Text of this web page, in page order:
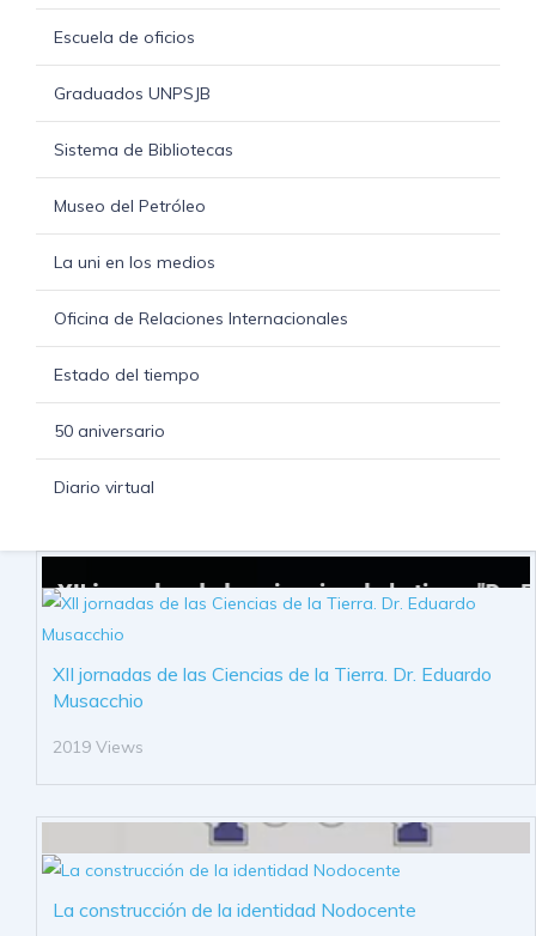
Escuela de oficios
Graduados UNPSJB
Sistema de Bibliotecas
Museo del Petróleo
La uni en los medios
Oficina de Relaciones Internacionales
Estado del tiempo
50 aniversario
Diario virtual
XII jornadas de las Ciencias de la Tierra. Dr. Eduardo
Musacchio
2019 Views
La construcción de la identidad Nodocente